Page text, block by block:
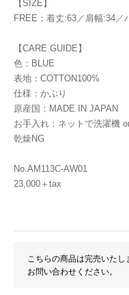
【SIZE】
FREE：着丈:63／肩幅:34／
【CARE GUIDE】
色：BLUE
表地：COTTON100%
仕様：かぶり
原産国：MADE IN JAPAN
お手入れ：ネットで洗濯機
乾燥NG
No.AM113C-AW01
23,000＋tax
こちらの商品は完売いた
お問い合わせください。